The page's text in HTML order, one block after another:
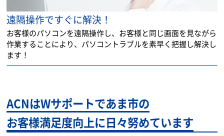
遠隔操作ですぐに解決！
お客様のパソコンを遠隔操作し、お客様と同じ画面を見ながら
作業することにより、パソコントラブルを素早く把握し解決し
ます！
ACNはWサポートであま市の
お客様満足度向上に日々努めています